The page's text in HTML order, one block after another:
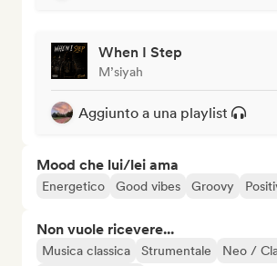
When I Step
M’siyah
Aggiunto a una playlist
Mood che lui/lei ama
Energetico Good vibes Groovy
Non vuole ricevere...
Musica classica Strumentale
Neo /